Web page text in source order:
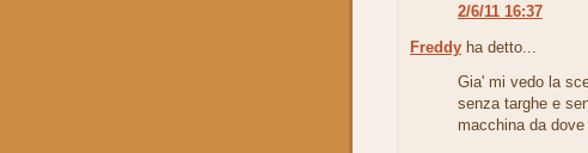
2/6/11 16:37
Freddy ha detto...
Gia' mi vedo la
senza targhe e
macchina da